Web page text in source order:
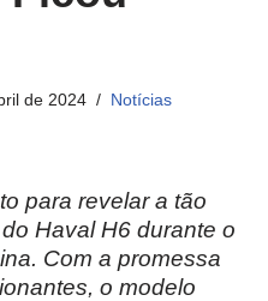
de 2024 Notícias
para revelar a tão
Haval H6 durante o
Com a promessa
o modelo